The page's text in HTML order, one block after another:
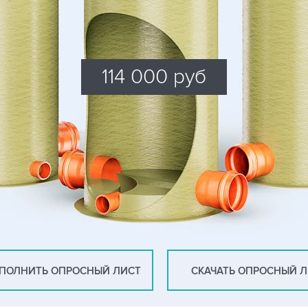
114 000 руб
ОПРОСНЫЙ ЛИСТ СКАЧАТЬ ОПРОСНЫЙ